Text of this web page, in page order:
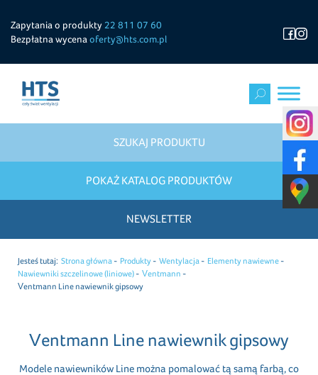
Zapytania o produkty 22 811 07 60
Bezpłatna wycena oferty@hts.com.pl
SZUKAJ PRODUKTU
POKAŻ KATALOG PRODUKTÓW
NEWSLETTER
Jesteś tutaj: Strona główna Produkty Wentylacja
Elementy nawiewne
Nawiewniki szczelinowe (liniowe)
Ventmann
Ventmann Line nawiewnik gipsowy
Ventmann Line nawiewnik gipsowy
Modele nawiewników Line można pomalować tą samą farbą, co